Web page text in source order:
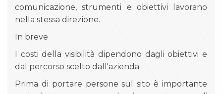
comunicazione, strumenti e obiettivi lavorano
nella stessa direzione.
In breve
I costi della visibilità dipendono dagli obiettivi e
dal percorso scelto dall'azienda.
Prima di portare persone sul sito è importante